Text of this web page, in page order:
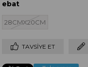
ebat
28CMX20CM
TAVSIYE ET